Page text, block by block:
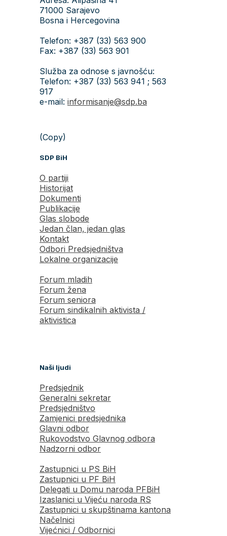
71000 Sarajevo
Bosna i Hercegovina
Telefon: +387 (33) 563 900
Fax: +387 (33) 563 901
Služba za odnose s javnošću:
Telefon: +387 (33) 563 941 ; 563
917
e-mail: informisanje@sdp.ba
(Copy)
SDP BiH
O partiji
Historijat
Dokumenti
Publikacije
Glas slobode
Jedan član, jedan glas
Kontakt
Odbori Predsjedništva
Lokalne organizacije
Forum mladih
Forum žena
Forum seniora
Forum sindikalnih aktivista /
aktivistica
Naši ljudi
Predsjednik
Generalni sekretar
Predsjedništvo
Zamjenici predsjednika
Glavni odbor
Rukovodstvo Glavnog odbora
Nadzorni odbor
Zastupnici u PS BiH
Zastupnici u PF BiH
Delegati u Domu naroda PFBiH
Izaslanici u Vijeću naroda RS
Zastupnici u skupštinama kantona
Načelnici
Vijećnici / Odbornici